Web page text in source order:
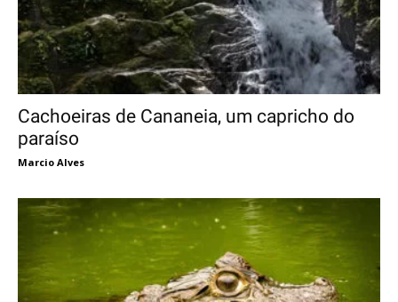
Cachoeiras de Cananeia, um capricho do
paraíso
Marcio Alves